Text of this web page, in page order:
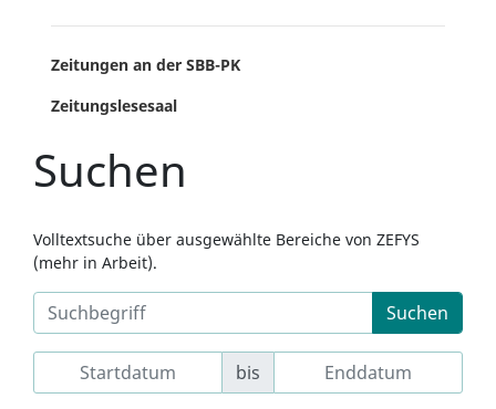
Zeitungen an der SBB-PK
Zeitungslesesaal
Suchen
Volltextsuche über ausgewählte Bereiche von ZEFYS
(mehr in Arbeit).
Suchen
bis